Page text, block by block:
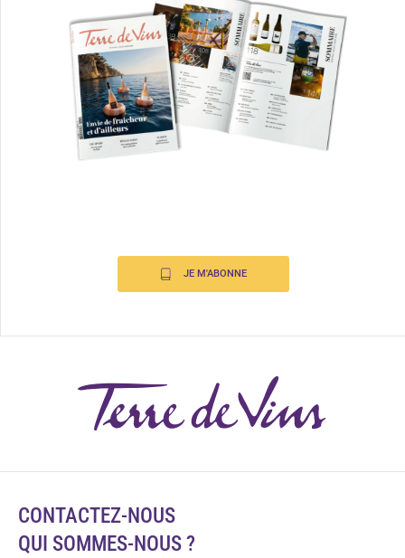
JE M'ABONNE
CONTACTEZ-NOUS
QUI SOMMES-NOUS ?